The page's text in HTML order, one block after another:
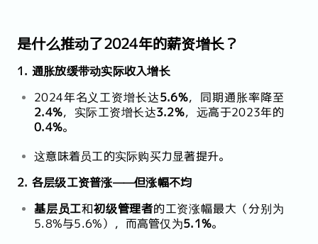
是什么推动了2024年的薪资增长？
1. 通胀放缓带动实际收入增长
2024年名义工资增长达5.6%，同期通胀率降至
2.4%，实际工资增长达3.2%，远高于2023年的
0.4%。
这意味着员工的实际购买力显著提升。
2. 各层级工资普涨——但涨幅不均
基层员工和初级管理者的工资涨幅最大（分别为
5.8%与5.6%），而高管仅为5.1%。